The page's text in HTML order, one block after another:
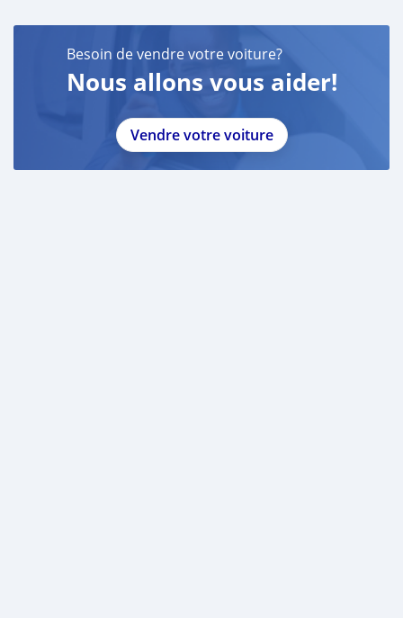
Besoin de vendre votre voiture?
Nous allons vous aider!
Vendre votre voiture